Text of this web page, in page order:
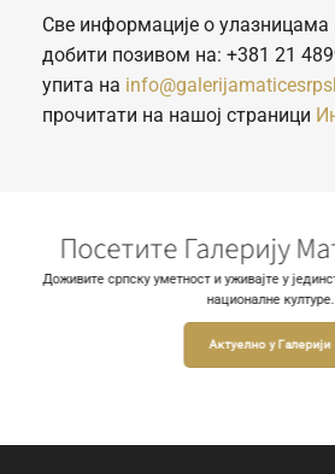
Све информације о улазницама
добити позивом на: +381 21
упита на
прочитати на нашој страници
Посетите Галерију
Доживите српску уметност и уживајте у
националне културе.
Актуелно у Галерији